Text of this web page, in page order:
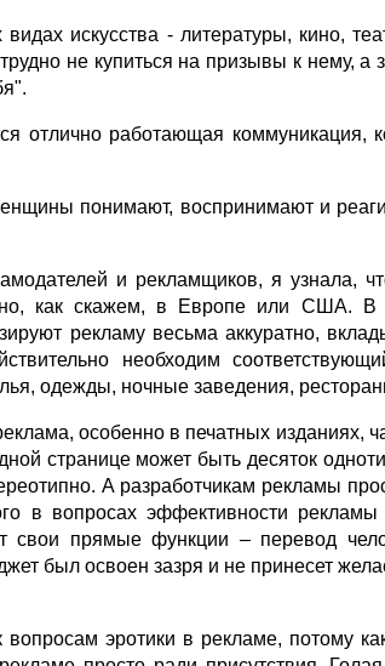
искусства - литературы, кино,
не купиться на призывы к нему,
отлично работающая
понимают, воспринимают и
и рекламщиков, я узнала,
как скажем, в Европе или США. В
рекламу весьма аккуратно,
необходим
одежды, ночные заведения,
особенно в печатных изданиях,
странице может быть десяток
А разработчикам рекламы
в вопросах эффективности
свои прямые функции – перевод
был освоен зазря и не принесет
эротики в рекламе, потому